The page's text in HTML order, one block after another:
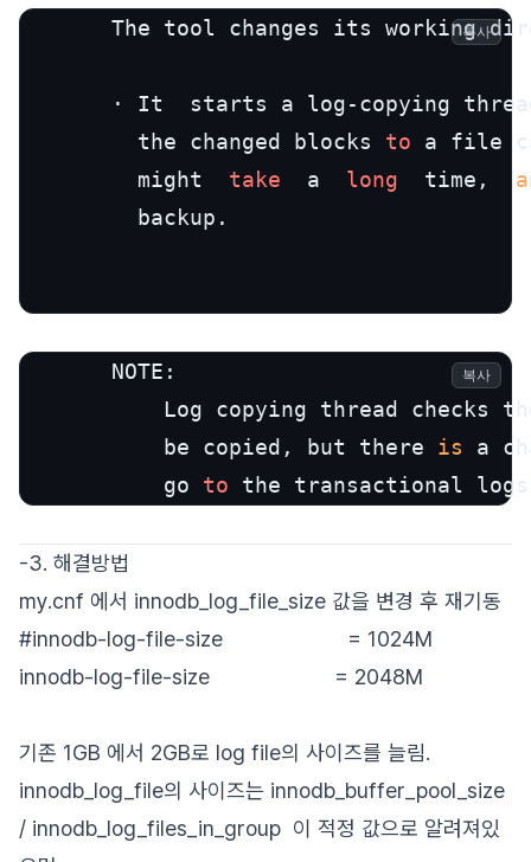
The tool changes its working
· It  starts a log-copying
         the changed blocks
to a file
         might
take
  a
long
  time,
         backup.
복사
       NOTE:
Log copying thread checks
           be copied, but there
is a
           go
to the transactional
복사
-3. 해결방법
my.cnf 에서 innodb_log_file_size 값을 변경 후 재기동
#innodb-log-file-size = 1024M
innodb-log-file-size = 2048M
기존 1GB 에서 2GB로 log file의 사이즈를 늘림.
innodb_log_file의 사이즈는 innodb_buffer_pool_size
/ innodb_log_files_in_group 이 적정 값으로 알려져있